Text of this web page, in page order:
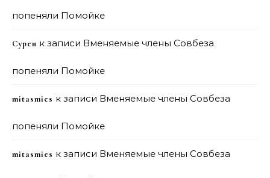
попеняли Помойке
Сурен к записи Вменяемые члены Совбеза
попеняли Помойке
mitasmies к записи Вменяемые члены Совбеза
попеняли Помойке
mitasmies к записи Вменяемые члены Совбеза